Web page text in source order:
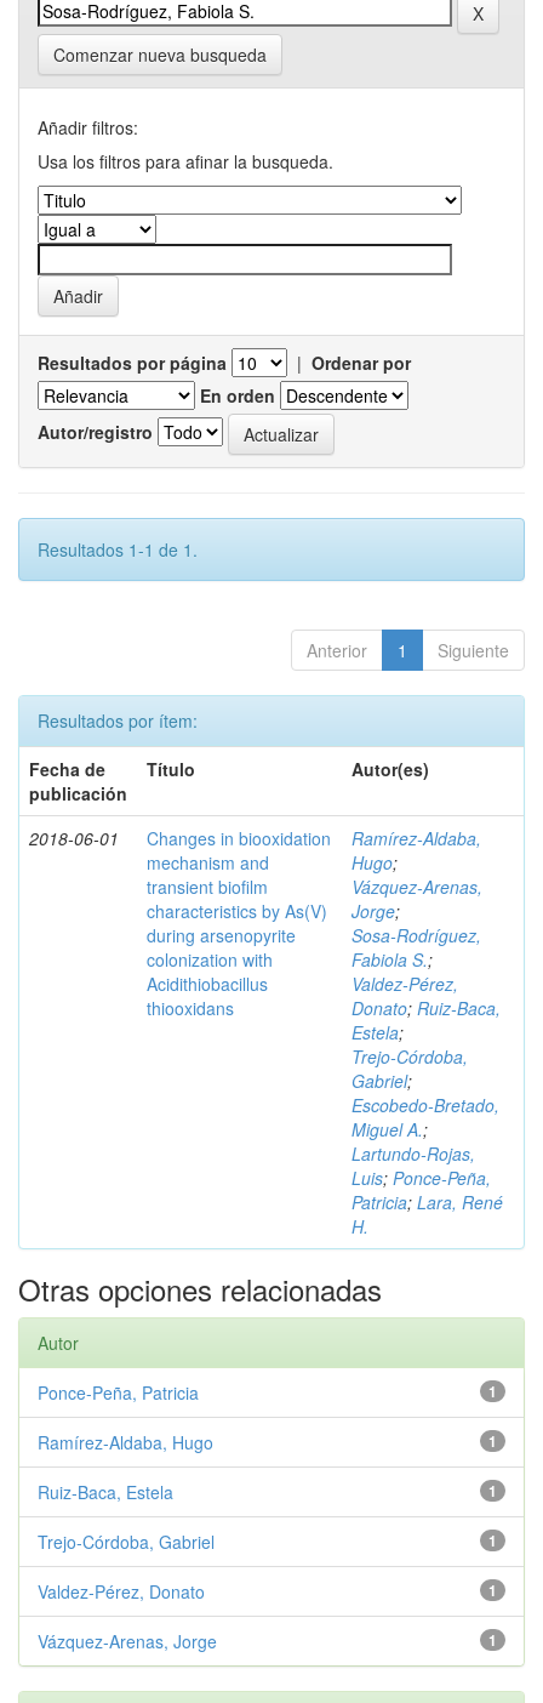
Comenzar nueva busqueda
Añadir filtros:
Usa los filtros para afinar la busqueda.
Resultados por página | Ordenar por
En orden
Autor/registro
Resultados 1-1 de 1.
Anterior 1 Siguiente
Resultados por ítem:
Fecha de
publicación
Título Autor(es)
2018-06-01
Changes in biooxidation
mechanism and
transient biofilm
characteristics by As(V)
during arsenopyrite
colonization with
Acidithiobacillus
thiooxidans
Ramírez‑Aldaba,
Hugo;
Vázquez‑Arenas,
Jorge;
Sosa‑Rodríguez,
Fabiola S.;
Valdez‑Pérez,
Donato; Ruiz‑Baca,
Estela;
Trejo‑Córdoba,
Gabriel;
Escobedo‑Bretado,
Miguel A.;
Lartundo‑Rojas,
Luis; Ponce‑Peña,
Patricia; Lara, René
H.
Otras opciones relacionadas
Autor
1
Ponce‑Peña, Patricia
1
Ramírez‑Aldaba, Hugo
1
Ruiz‑Baca, Estela
1
Trejo‑Córdoba, Gabriel
1
Valdez‑Pérez, Donato
1
Vázquez‑Arenas, Jorge